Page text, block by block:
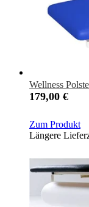
Wellness
179,00 €
Zum Produkt
Längere